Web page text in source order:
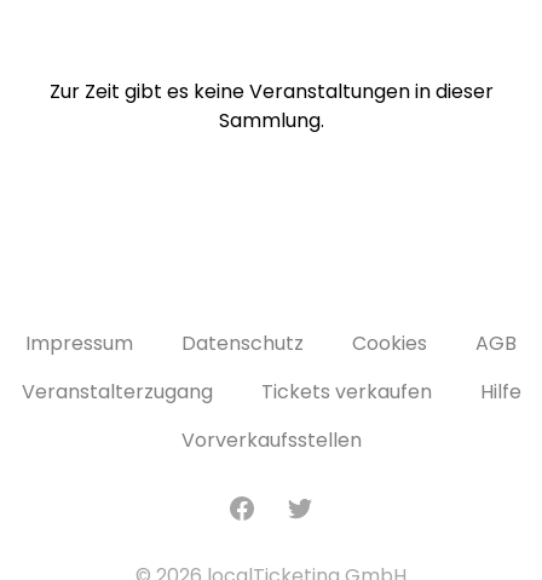
Zur Zeit gibt es keine Veranstaltungen in dieser
Sammlung.
Impressum Datenschutz Cookies
AGB
Veranstalterzugang
Tickets verkaufen
Hilfe
Vorverkaufsstellen
FacebookTwitter